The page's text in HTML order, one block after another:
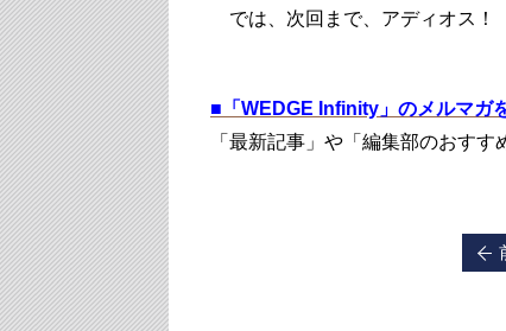
では、次回まで、アディオス！
■ 「WEDGE Infinity」のメルマガ
「最新記事」や「編集部のおす